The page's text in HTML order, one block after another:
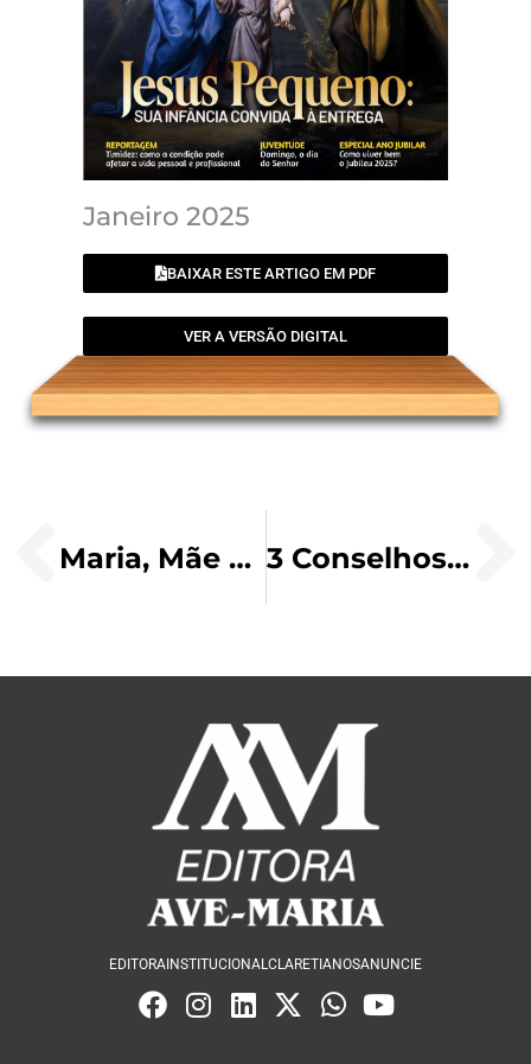
Janeiro 2025
BAIXAR ESTE ARTIGO EM PDF
VER A VERSÃO DIGITAL
Maria, Mãe de Deus e nossa! 3 Conselhos do Papa Francisco para viver bem a vocação
EDITORA INSTITUCIONALCLARETIANOSANUNCIE